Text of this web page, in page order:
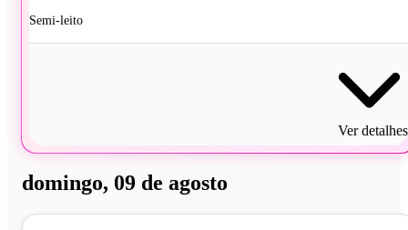
Semi-leito
Ver detalhes
domingo, 09 de agosto